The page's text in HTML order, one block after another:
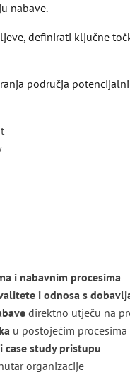
nabave.
definirati ključne
područja
i nabavnim procesima
i odnosa s
direktno utječu na
u postojećim procesima
study pristupu
organizacije